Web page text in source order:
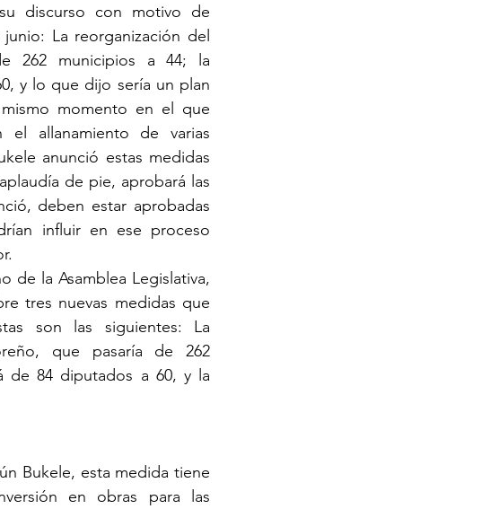
discurso con motivo de
La reorganización del
262 municipios a 44; la
y lo que dijo sería un plan
momento en el que
el allanamiento de varias
anunció estas medidas
de pie, aprobará las
deben estar aprobadas
influir en ese proceso
de la Asamblea Legislativa,
tres nuevas medidas que
son las siguientes: La
que pasaría de 262
de 84 diputados a 60, y la
Bukele, esta medida tiene
en obras para las